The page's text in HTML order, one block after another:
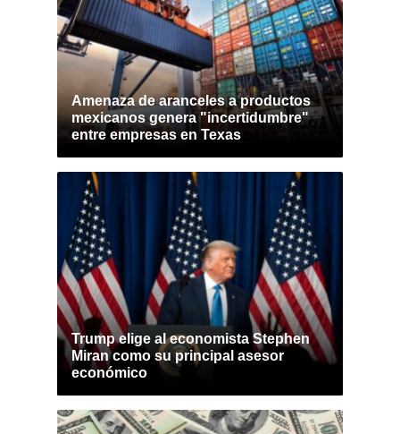
Amenaza de aranceles a productos
mexicanos genera "incertidumbre"
entre empresas en Texas
Trump elige al economista Stephen
Miran como su principal asesor
económico